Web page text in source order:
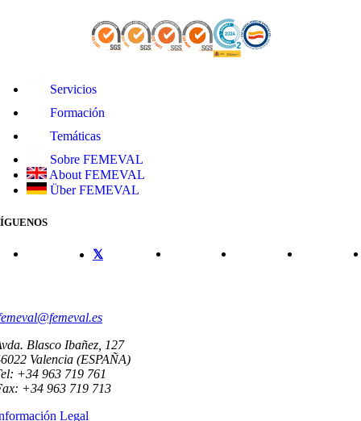
Servicios
Formación
Temáticas
Sobre FEMEVAL
About FEMEVAL
Über FEMEVAL
Blasco Ibañez, 127
Valencia (ESPAÑA)
+34 963 719 761
+34 963 719 713
Legal